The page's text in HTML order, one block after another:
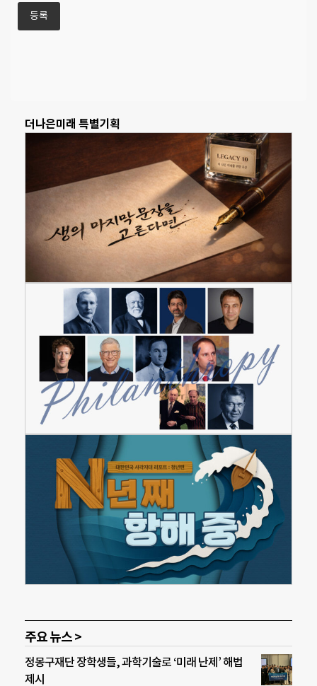
더나은미래 특별기획
주요 뉴스 >
정몽구재단 장학생들, 과학기술로 ‘미래 난제’ 해법
제시